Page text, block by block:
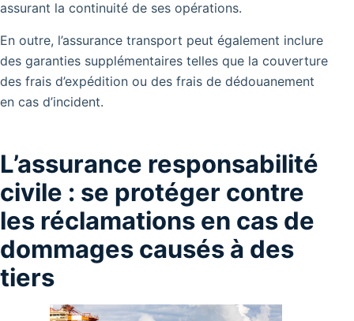
assurant la continuité de ses opérations.
En outre, l’assurance transport peut également inclure
des garanties supplémentaires telles que la couverture
des frais d’expédition ou des frais de dédouanement
en cas d’incident.
L’assurance responsabilité
civile : se protéger contre
les réclamations en cas de
dommages causés à des
tiers